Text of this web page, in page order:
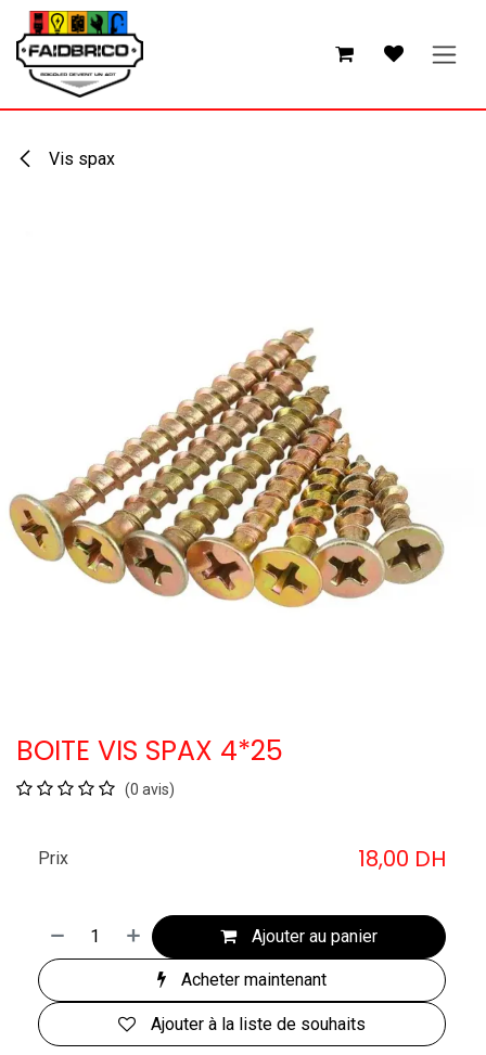
Se rendre au contenu
Vis spax
BOITE VIS SPAX 4*25
(0 avis)
Ajouter au panier
Acheter maintenant
Ajouter à la liste de souhaits
Prix 18,00 DH